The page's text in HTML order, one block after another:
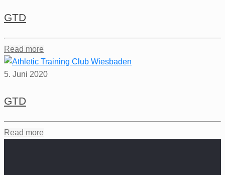
GTD
Read more
5. Juni 2020
GTD
Read more